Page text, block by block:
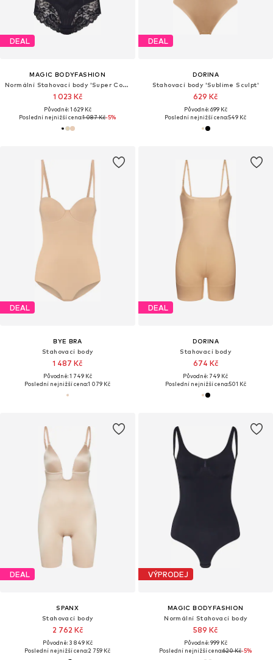
DEAL
MAGIC BODYFASHION
Normální Stahovací body 'Super Control'
1 023 Kč
Původně: 1 629 Kč
Poslední nejnižší cena:1 087 Kč-5%
DEAL
DORINA
Stahovací body 'Sublime Sculpt'
629 Kč
Původně: 699 Kč
Poslední nejnižší cena:549 Kč
DEAL
BYE BRA
Stahovací body
1 487 Kč
Původně: 1 749 Kč
Poslední nejnižší cena:1 079 Kč
DEAL
DORINA
Stahovací body
674 Kč
Původně: 749 Kč
Poslední nejnižší cena:501 Kč
DEAL
SPANX
Stahovací body
2 762 Kč
Původně: 3 849 Kč
Poslední nejnižší cena:2 759 Kč
VÝPRODEJ
MAGIC BODYFASHION
Normální Stahovací body
589 Kč
Původně: 999 Kč
Poslední nejnižší cena:620 Kč-5%